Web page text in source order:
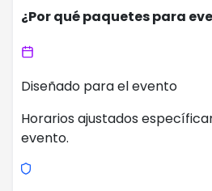
¿Por qué paquetes para
Diseñado para el evento
Horarios ajustados
evento.